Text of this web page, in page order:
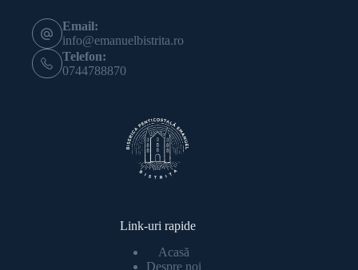
Email:
info@emanuelbistrita.ro
Telefon:
0744788870
Link-uri rapide
Acasă
Despre noi